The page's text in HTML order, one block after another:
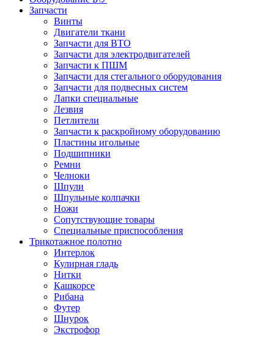
Запчасти
Винты
Двигатели ткани
Запчасти для ВТО
Запчасти для электродвигателей
Запчасти к ПШМ
Запчасти для стегального оборудования
Запчасти для подвесных систем
Лапки специальные
Лезвия
Петлители
Запчасти к раскройному оборудованию
Пластины игольные
Подшипники
Ремни
Челноки
Шпули
Шпульные колпачки
Ножи
Сопутствующие товары
Специальные приспособления
Трикотажное полотно
Интерлок
Кулирная гладь
Нитки
Кашкорсе
Рибана
Футер
Шнурок
Экстрофор